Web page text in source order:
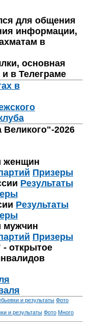
для общения
информации,
в
основная
в Телеграме
в
2026
женщин
Призеры
Результаты
Результаты
мужчин
Призеры
открытое
и результаты Фото
и результаты Фото Много